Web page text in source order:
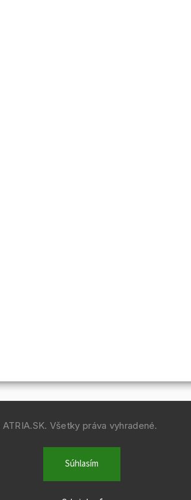
Súhlasím
ATRIA.SK. Všetky práva vyhradené.